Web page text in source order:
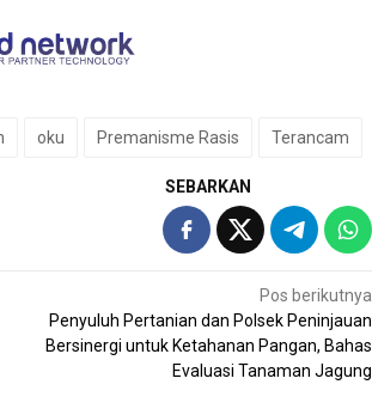
oku Premanisme Rasis Terancam
SEBARKAN
Pos berikutnya
Penyuluh Pertanian dan Polsek Peninjauan
Bersinergi untuk Ketahanan Pangan, Bahas
Evaluasi Tanaman Jagung